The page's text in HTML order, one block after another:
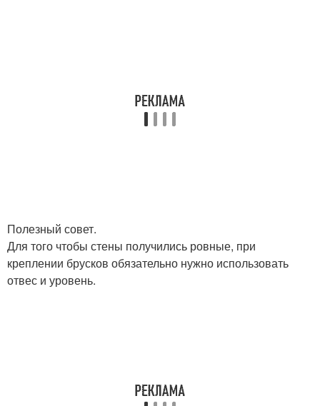
Полезный совет.
Для того чтобы стены получились ровные, при
креплении брусков обязательно нужно использовать
отвес и уровень.